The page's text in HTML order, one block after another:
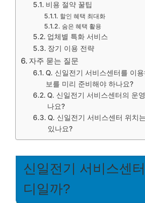
비용 절약 꿀팁
할인 혜택 최대화
숨은 혜택 활용
업체별 특화 서비스
장기 이용 전략
자주 묻는 질문
Q. 신일전기 서비스센터를 이
보를 미리 준비해야 하나요?
Q. 신일전기 서비스센터의 운
나요?
Q. 신일전기 서비스센터 위치
있나요?
신일전기 서비스센
디일까?